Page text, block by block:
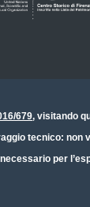
679, visitando
tecnico: non
per